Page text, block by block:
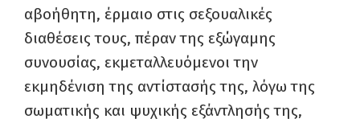
αβοήθητη, έρμαιο στις σεξουαλικές
διαθέσεις τους, πέραν της εξώγαμης
συνουσίας, εκμεταλλευόμενοι την
εκμηδένιση της αντίστασής της, λόγω της
σωματικής και ψυχικής εξάντλησής της,